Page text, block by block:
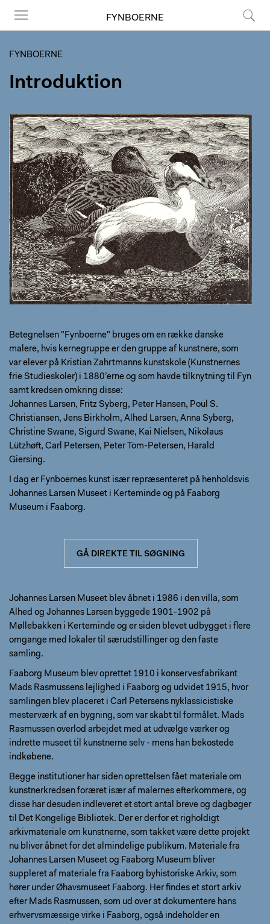
FYNBOERNE
FYNBOERNE
Introduktion
Betegnelsen "Fynboerne" bruges om en række danske
malere, hvis kernegruppe er den gruppe af kunstnere, som
var elever på Kristian Zahrtmanns kunstskole (Kunstnernes
frie Studieskoler) i 1880’erne og som havde tilknytning til Fyn
samt kredsen omkring disse:
Johannes Larsen, Fritz Syberg, Peter Hansen, Poul S.
Christiansen, Jens Birkholm, Alhed Larsen, Anna Syberg,
Christine Swane, Sigurd Swane, Kai Nielsen, Nikolaus
Lützhøft, Carl Petersen, Peter Tom-Petersen, Harald
Giersing.
I dag er Fynboernes kunst især repræsenteret på henholdsvis
Johannes Larsen Museet i Kerteminde og på Faaborg
Museum i Faaborg.
GÅ DIREKTE TIL SØGNING
Johannes Larsen Museet blev åbnet i 1986 i den villa, som
Alhed og Johannes Larsen byggede 1901-1902 på
Møllebakken i Kerteminde og er siden blevet udbygget i flere
omgange med lokaler til særudstillinger og den faste
samling.
Faaborg Museum blev oprettet 1910 i konservesfabrikant
Mads Rasmussens lejlighed i Faaborg og udvidet 1915, hvor
samlingen blev placeret i Carl Petersens nyklassicistiske
mesterværk af en bygning, som var skabt til formålet. Mads
Rasmussen overlod arbejdet med at udvælge værker og
indrette museet til kunstnerne selv - mens han bekostede
indkøbene.
Begge institutioner har siden oprettelsen fået materiale om
kunstnerkredsen foræret især af malernes efterkommere, og
disse har desuden indleveret et stort antal breve og dagbøger
til Det Kongelige Bibliotek. Der er derfor et righoldigt
arkivmateriale om kunstnerne, som takket være dette projekt
nu bliver åbnet for det almindelige publikum. Materiale fra
Johannes Larsen Museet og Faaborg Museum bliver
suppleret af materiale fra Faaborg byhistoriske Arkiv, som
hører under Øhavsmuseet Faaborg. Her findes et stort arkiv
efter Mads Rasmussen, som ud over at dokumentere hans
erhvervsmæssige virke i Faaborg, også indeholder en